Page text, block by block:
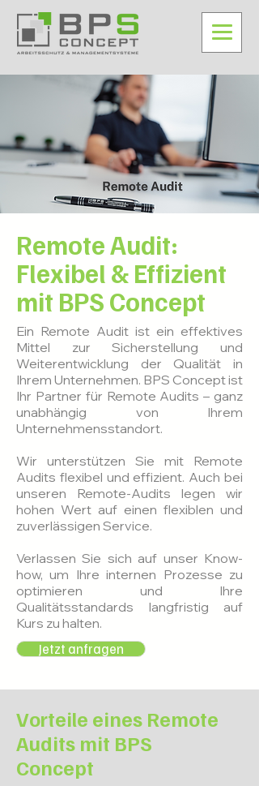
Remote Audit:
Flexibel & Effizient
mit BPS Concept
Ein Remote Audit ist ein effektives
Mittel zur Sicherstellung und
Weiterentwicklung der Qualität in
Ihrem Unternehmen. BPS Concept ist
Ihr Partner für Remote Audits – ganz
unabhängig von Ihrem
Unternehmensstandort.
Wir unterstützen Sie mit Remote
Audits flexibel und effizient. Auch bei
unseren Remote-Audits legen wir
hohen Wert auf einen flexiblen und
zuverlässigen Service.
Verlassen Sie sich auf unser Know-
how, um Ihre internen Prozesse zu
optimieren und Ihre
Qualitätsstandards langfristig auf
Kurs zu halten.
Jetzt anfragen
Vorteile eines Remote
Audits mit BPS
Concept